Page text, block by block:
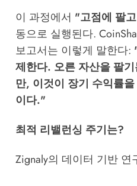
이 과정에서 "고점에 팔
동으로 실행된다.
보고서는 이렇게 말한다:
제한다. 오른 자산을 팔
만, 이것이 장기 수익률
이다."
최적 리밸런싱 주기는?
Zignaly의 데이터 기반 연